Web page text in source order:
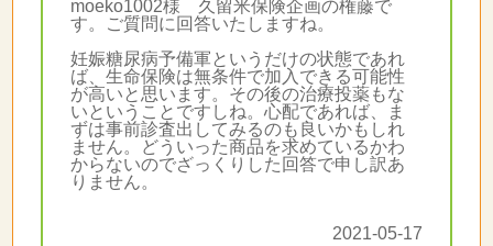
moeko1002様 久留米保険企画の権藤で
す。ご質問に回答いたしますね。
妊娠糖尿病予備軍というだけの状態であれ
ば、生命保険は無条件で加入できる可能性
が高いと思います。その後の治療投薬もな
いということですしね。心配であれば、ま
ずは事前診査出してみるのも良いかもしれ
ません。どういった商品を求めているかわ
からないのでざっくりした回答で申し訳あ
りません。
2021-05-17